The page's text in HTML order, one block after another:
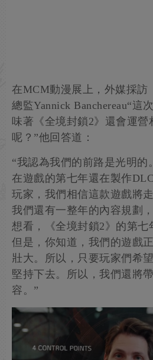
在MCM動漫展上，外媒採訪
總監Yannick Banchereau“這
味著《全境封鎖2》還會運營
呢？”他回答道：
“我認為我們的前路是光明的
在遊戲的第七年還在製作
玩家，我們相信這款遊戲將
我們還有一整年的內容規劃
想看，《全境封鎖2》的第七
但是，你知道，我們的遊戲
壯大。所以，只要玩家們希
堅持下去。所以，我們還將
容。”